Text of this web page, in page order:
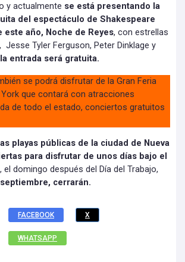
y actualmente se está presentando la
del espectáculo de Shakespeare
este año, Noche de Reyes, con estrellas
Jesse Tyler Ferguson, Peter Dinklage y
la entrada será gratuita.
se podrá disfrutar de la Gran Feria
York que contará con atracciones
de todo el estado, conciertos gratuitos
las playas públicas de la ciudad de Nueva
para disfrutar de unos días bajo el
el domingo después del Día del Trabajo,
cerrarán.
FACEBOOK X
WHATSAPP